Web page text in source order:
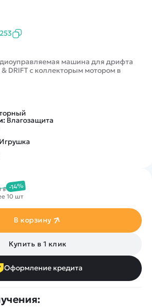
машина для дрифта
DRIFT c коллекторым мотором в
Влагозащита
Игрушка
₽ -14%
10 шт
В корзину
Купить в 1 клик
Оформление кредита